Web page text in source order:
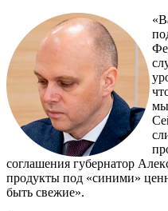
мы
соглашения губернатор
продукты под «синими»
быть свежие».